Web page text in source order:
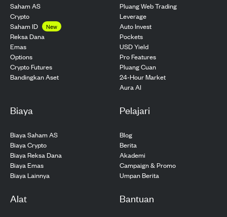
Saham AS
Crypto
Saham ID
New
Reksa Dana
Emas
Options
Crypto Futures
Bandingkan Aset
Pluang Web Trading
Leverage
Auto Invest
Pockets
USD Yield
Pro Features
Pluang Cuan
24-Hour Market
Aura AI
Biaya
Biaya Saham AS
Biaya Crypto
Biaya Reksa Dana
Biaya Emas
Biaya Lainnya
Pelajari
Blog
Berita
Akademi
Campaign & Promo
Umpan Berita
Alat Bantuan